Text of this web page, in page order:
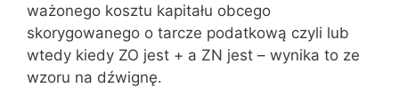
ważonego kosztu kapitału obcego
skorygowanego o tarcze podatkową czyli lub
wtedy kiedy ZO jest + a ZN jest – wynika to ze
wzoru na dźwignę.